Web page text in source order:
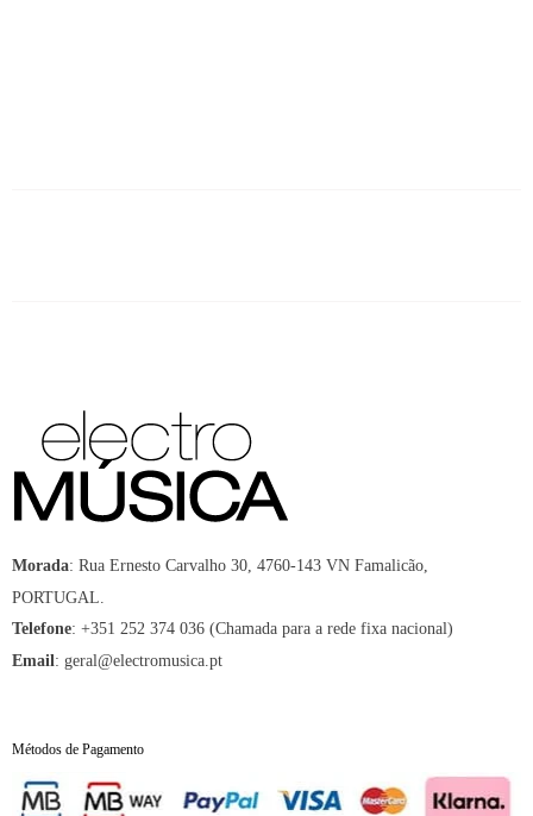
Morada: Rua Ernesto Carvalho 30, 4760-143 VN Famalicão,
PORTUGAL.
Telefone: +351 252 374 036 (Chamada para a rede fixa nacional)
Email: geral@electromusica.pt
Métodos de Pagamento